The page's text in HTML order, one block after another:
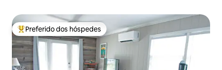
Entre os melhores preferidos dos hóspedes
Preferido dos hóspedes